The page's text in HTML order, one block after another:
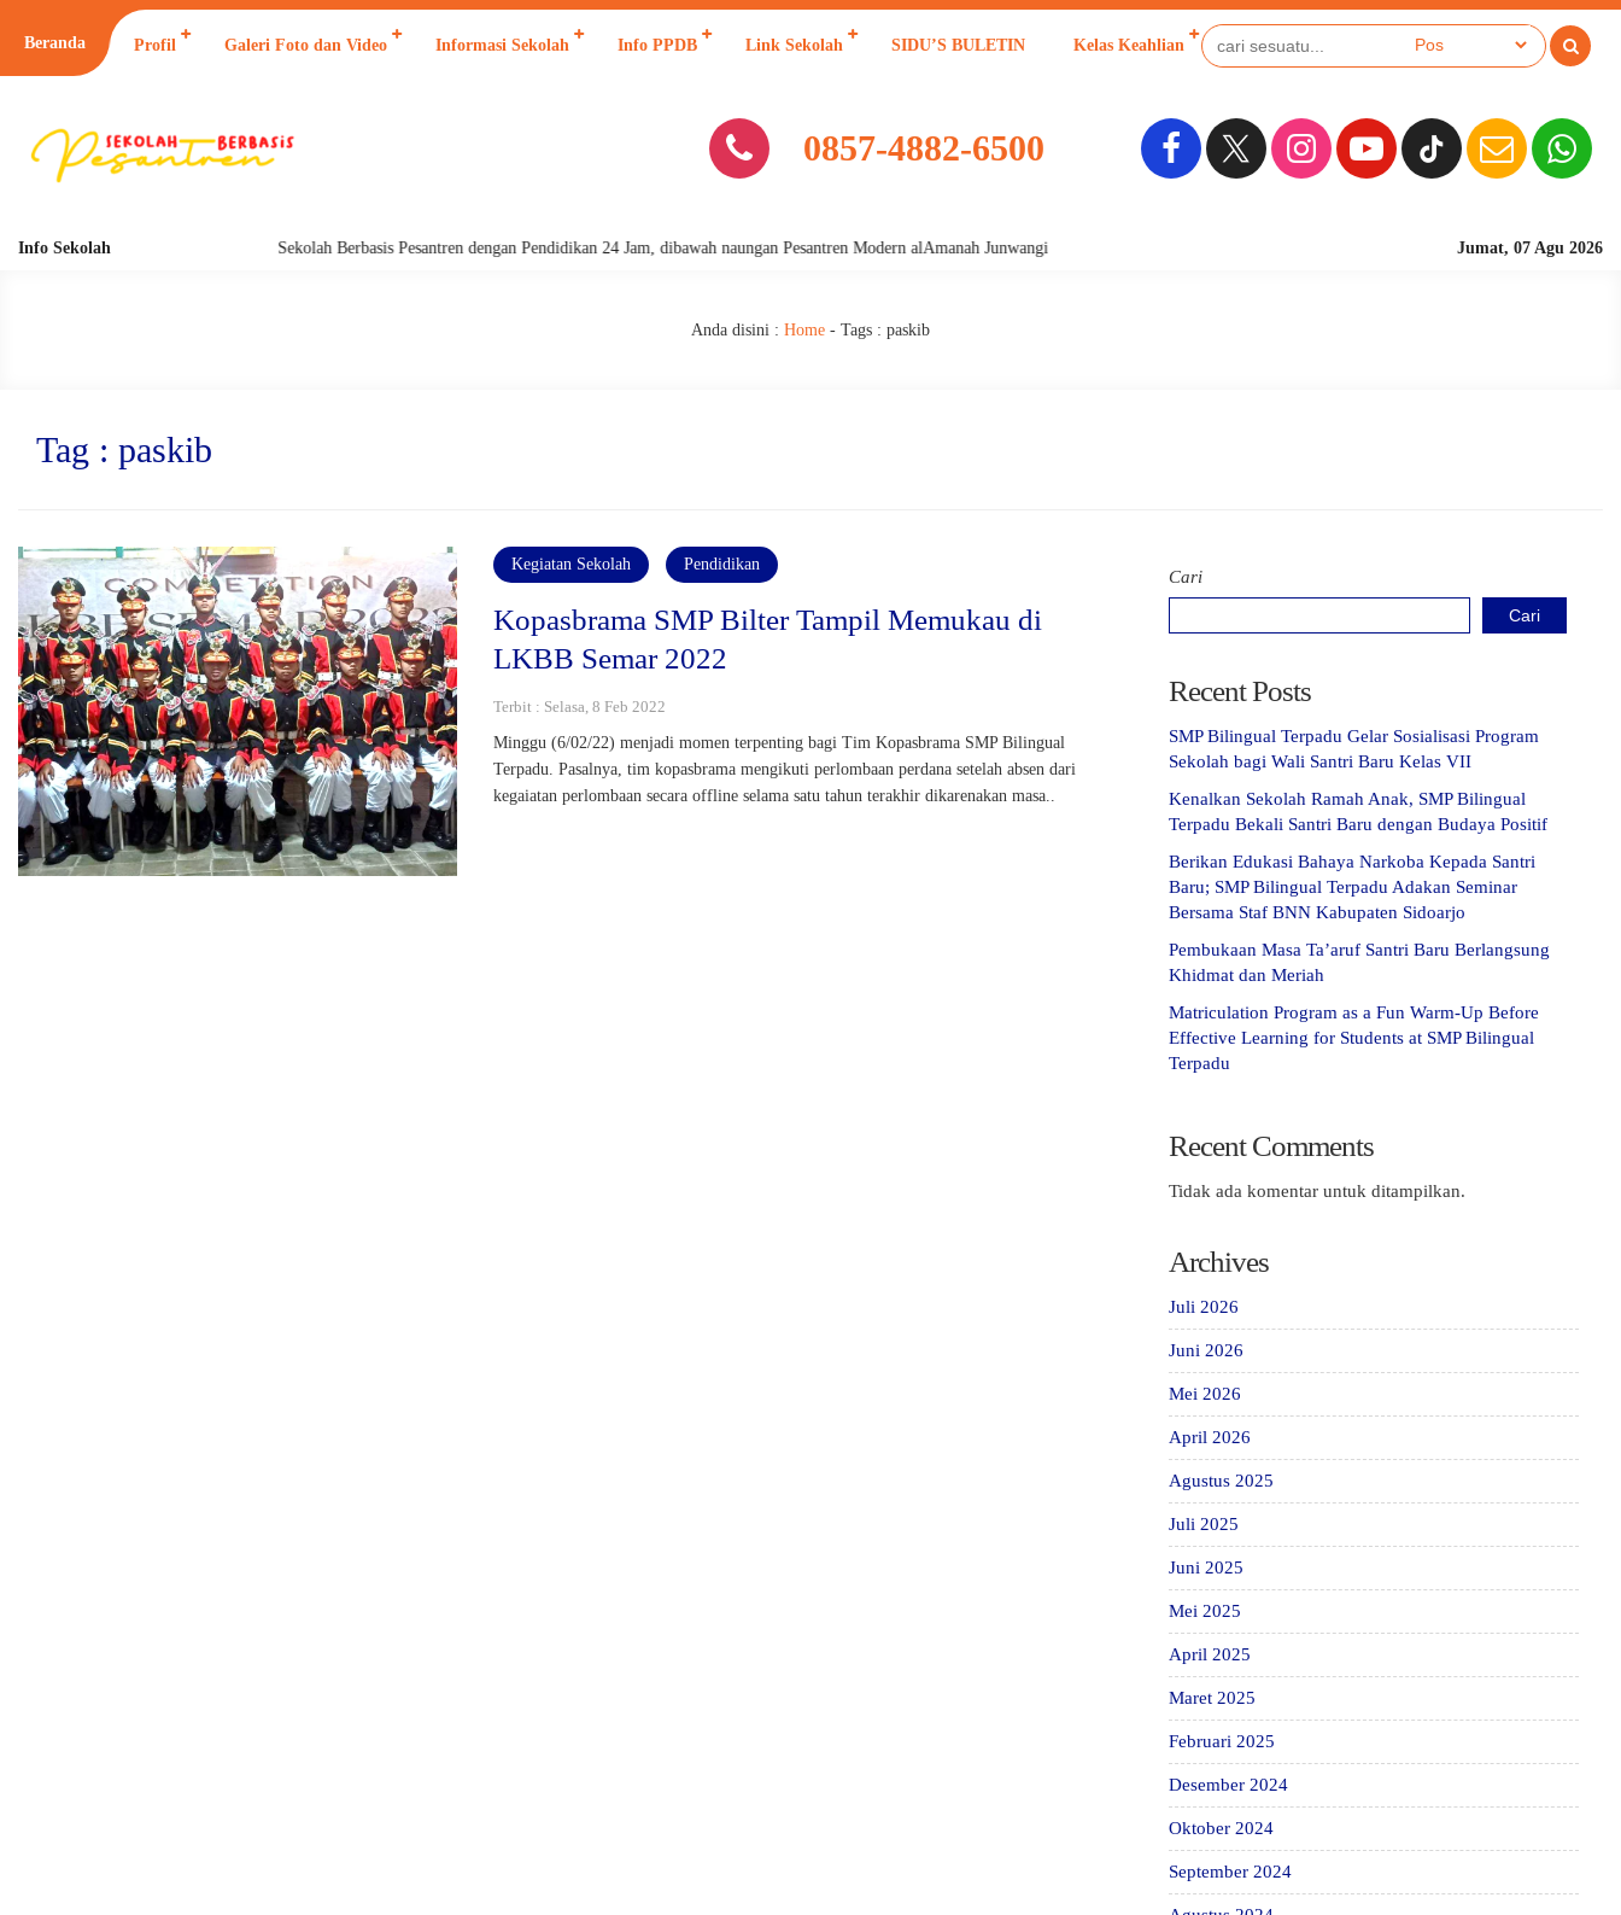
Beranda Profil Galeri Foto dan Video Informasi Sekolah Info PPDB Link Sekolah SIDU’S BULETIN Kelas Keahlian
0857-4882-6500
Info Sekolah Jumat, 07 Agu 2026
Sekolah
Sekolah Berbasis Pesantren dengan Pendidikan 24 Jam, dibawah naungan Pesantren Modern alAmanah Junwangi
Anda disini : Home - Tags : paskib
Tag : paskib
Kegiatan Sekolah Pendidikan
Kopasbrama SMP Bilter Tampil Memukau di
LKBB Semar 2022
Terbit : Selasa, 8 Feb 2022
Minggu (6/02/22) menjadi momen terpenting bagi Tim Kopasbrama SMP Bilingual
Terpadu. Pasalnya, tim kopasbrama mengikuti perlombaan perdana setelah absen dari
kegaiatan perlombaan secara offline selama satu tahun terakhir dikarenakan masa..
Cari
Cari
Recent Posts
SMP Bilingual Terpadu Gelar Sosialisasi Program
Sekolah bagi Wali Santri Baru Kelas VII
Kenalkan Sekolah Ramah Anak, SMP Bilingual
Terpadu Bekali Santri Baru dengan Budaya Positif
Berikan Edukasi Bahaya Narkoba Kepada Santri
Baru; SMP Bilingual Terpadu Adakan Seminar
Bersama Staf BNN Kabupaten Sidoarjo
Pembukaan Masa Ta’aruf Santri Baru Berlangsung
Khidmat dan Meriah
Matriculation Program as a Fun Warm-Up Before
Effective Learning for Students at SMP Bilingual
Terpadu
Recent Comments
Tidak ada komentar untuk ditampilkan.
Archives
Juli 2026
Juni 2026
Mei 2026
April 2026
Agustus 2025
Juli 2025
Juni 2025
Mei 2025
April 2025
Maret 2025
Februari 2025
Desember 2024
Oktober 2024
September 2024